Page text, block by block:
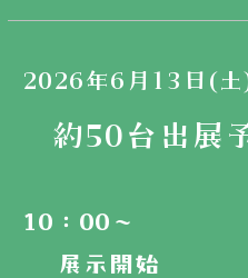
2026年6月13日(
約50台出展
10：00～
​展示開始